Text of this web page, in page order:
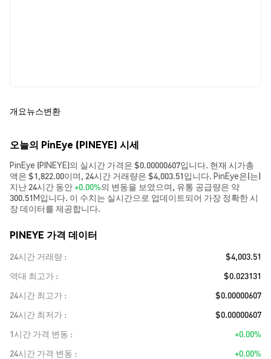
개요뉴스변환
오늘의 PinEye (PINEYE) 시세
PinEye (PINEYE)의 실시간 가격은 $0.00000607입니다. 현재 시가총
액은 $1,822.00이며, 24시간 거래량은 $4,003.51입니다. PinEye은(는)
지난 24시간 동안+0.00%의 변동을 보였으며, 유통 공급량은 약
300.51M입니다. 이 수치는 실시간으로 업데이트되어 가장 정확한 시
장 데이터를 제공합니다.
PINEYE 가격 데이터
24시간 거래량
$4,003.51
역대 최고가
$0.023131
24시간 최고가
$0.00000607
24시간 최저가
$0.00000607
1시간 가격 변동
+0.00%
24시간 가격 변동
+0.00%